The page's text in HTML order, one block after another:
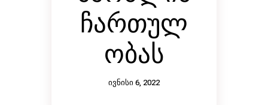
ჩართულ
ობას
აუტისტურ
ივნისი 6, 2022